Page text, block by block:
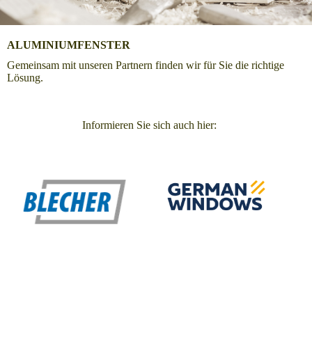
ALUMINIUMFENSTER
Gemeinsam mit unseren Partnern finden wir für Sie die richtige
Lösung.
Informieren Sie sich auch hier: